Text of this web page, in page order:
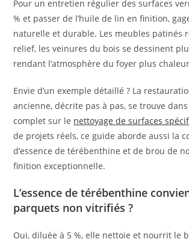
Pour un entretien régulier des surfaces
% et passer de l’huile de lin en finition,
naturelle et durable. Les meubles patinés
relief, les veinures du bois se dessinent
rendant l’atmosphère du foyer plus
Envie d’un exemple détaillé ? La
ancienne, décrite pas à pas, se trouve
complet sur le nettoyage de surfaces
de projets réels, ce guide aborde aussi la
d’essence de térébenthine et de brou de
finition exceptionnelle.
L’essence de térébenthine
parquets non vitrifiés ?
Oui, diluée à 5 %, elle nettoie et nourrit le